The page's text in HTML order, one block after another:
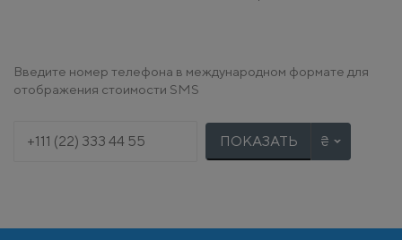
О П
Португалия
Словакия
Словения
Введите номер телефона в международном формате для
отображения стоимости SMS
ПОКАЗАТЬ